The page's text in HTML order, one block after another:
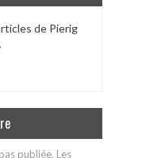
de Pierig
publiée. Les